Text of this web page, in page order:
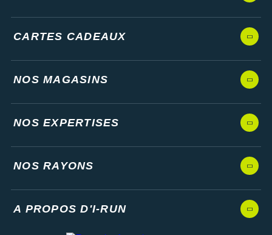
CARTES CADEAUX
NOS MAGASINS
NOS EXPERTISES
NOS RAYONS
A PROPOS D'I-RUN